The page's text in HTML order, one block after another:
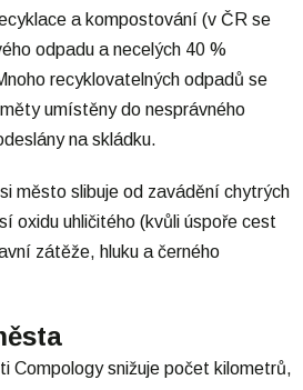
a kompostování (v ČR se
odpadu a necelých 40 %
recyklovatelných odpadů se
umístěny do nesprávného
na skládku.
město slibuje od zavádění chytrých
oxidu uhličitého (kvůli úspoře cest
zátěže, hluku a černého
Compology snižuje počet kilometrů,